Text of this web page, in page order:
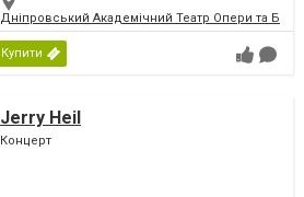
Дніпровський Академічний Театр Опери та
Купити
Jerry Heil
Концерт